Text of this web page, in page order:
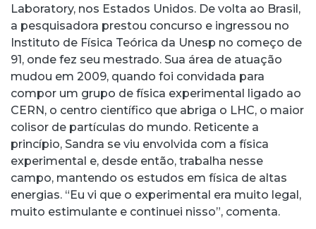
Laboratory, nos Estados Unidos. De volta ao Brasil,
a pesquisadora prestou concurso e ingressou no
Instituto de Física Teórica da Unesp no começo de
91, onde fez seu mestrado. Sua área de atuação
mudou em 2009, quando foi convidada para
compor um grupo de física experimental ligado ao
CERN, o centro científico que abriga o LHC, o maior
colisor de partículas do mundo. Reticente a
princípio, Sandra se viu envolvida com a física
experimental e, desde então, trabalha nesse
campo, mantendo os estudos em física de altas
energias. “Eu vi que o experimental era muito legal,
muito estimulante e continuei nisso”, comenta.